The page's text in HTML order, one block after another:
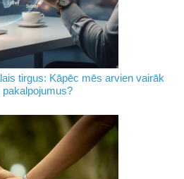
tirgus: Kāpēc mēs arvien vairāk